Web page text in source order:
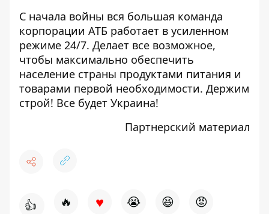
С начала войны вся большая команда
корпорации АТБ работает в усиленном
режиме 24/7. Делает все возможное,
чтобы максимально обеспечить
население страны продуктами питания и
товарами первой необходимости. Держим
строй! Все будет Украина!
Партнерский материал
👍 🔥 ♥ 😭 😆 😡